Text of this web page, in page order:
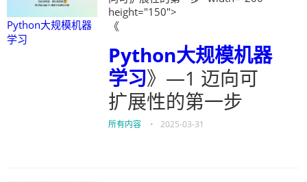
Python大规模机器
学习
height="150">
《
Python大规模机器
学习》—1 迈向可
扩展性的第一步
所有内容 • 2025-03-31